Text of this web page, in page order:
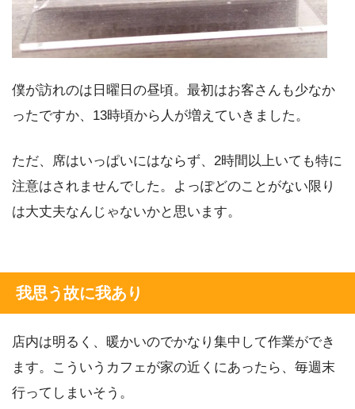
僕が訪れのは日曜日の昼頃。最初はお客さんも少なか
ったですか、13時頃から人が増えていきました。
ただ、席はいっぱいにはならず、2時間以上いても特に
注意はされませんでした。よっぽどのことがない限り
は大丈夫なんじゃないかと思います。
我思う故に我あり
店内は明るく、暖かいのでかなり集中して作業ができ
ます。こういうカフェが家の近くにあったら、毎週末
行ってしまいそう。